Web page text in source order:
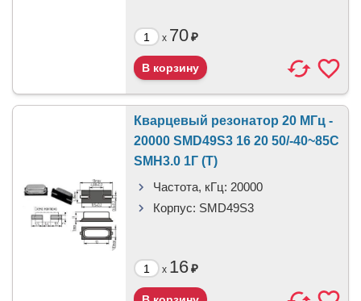
x 70₽
Кварцевый резонатор 20 МГц -
20000 SMD49S3 16 20 50/-40~85C
SMH3.0 1Г (T)
Частота, кГц: 20000
Корпус: SMD49S3
x 16₽